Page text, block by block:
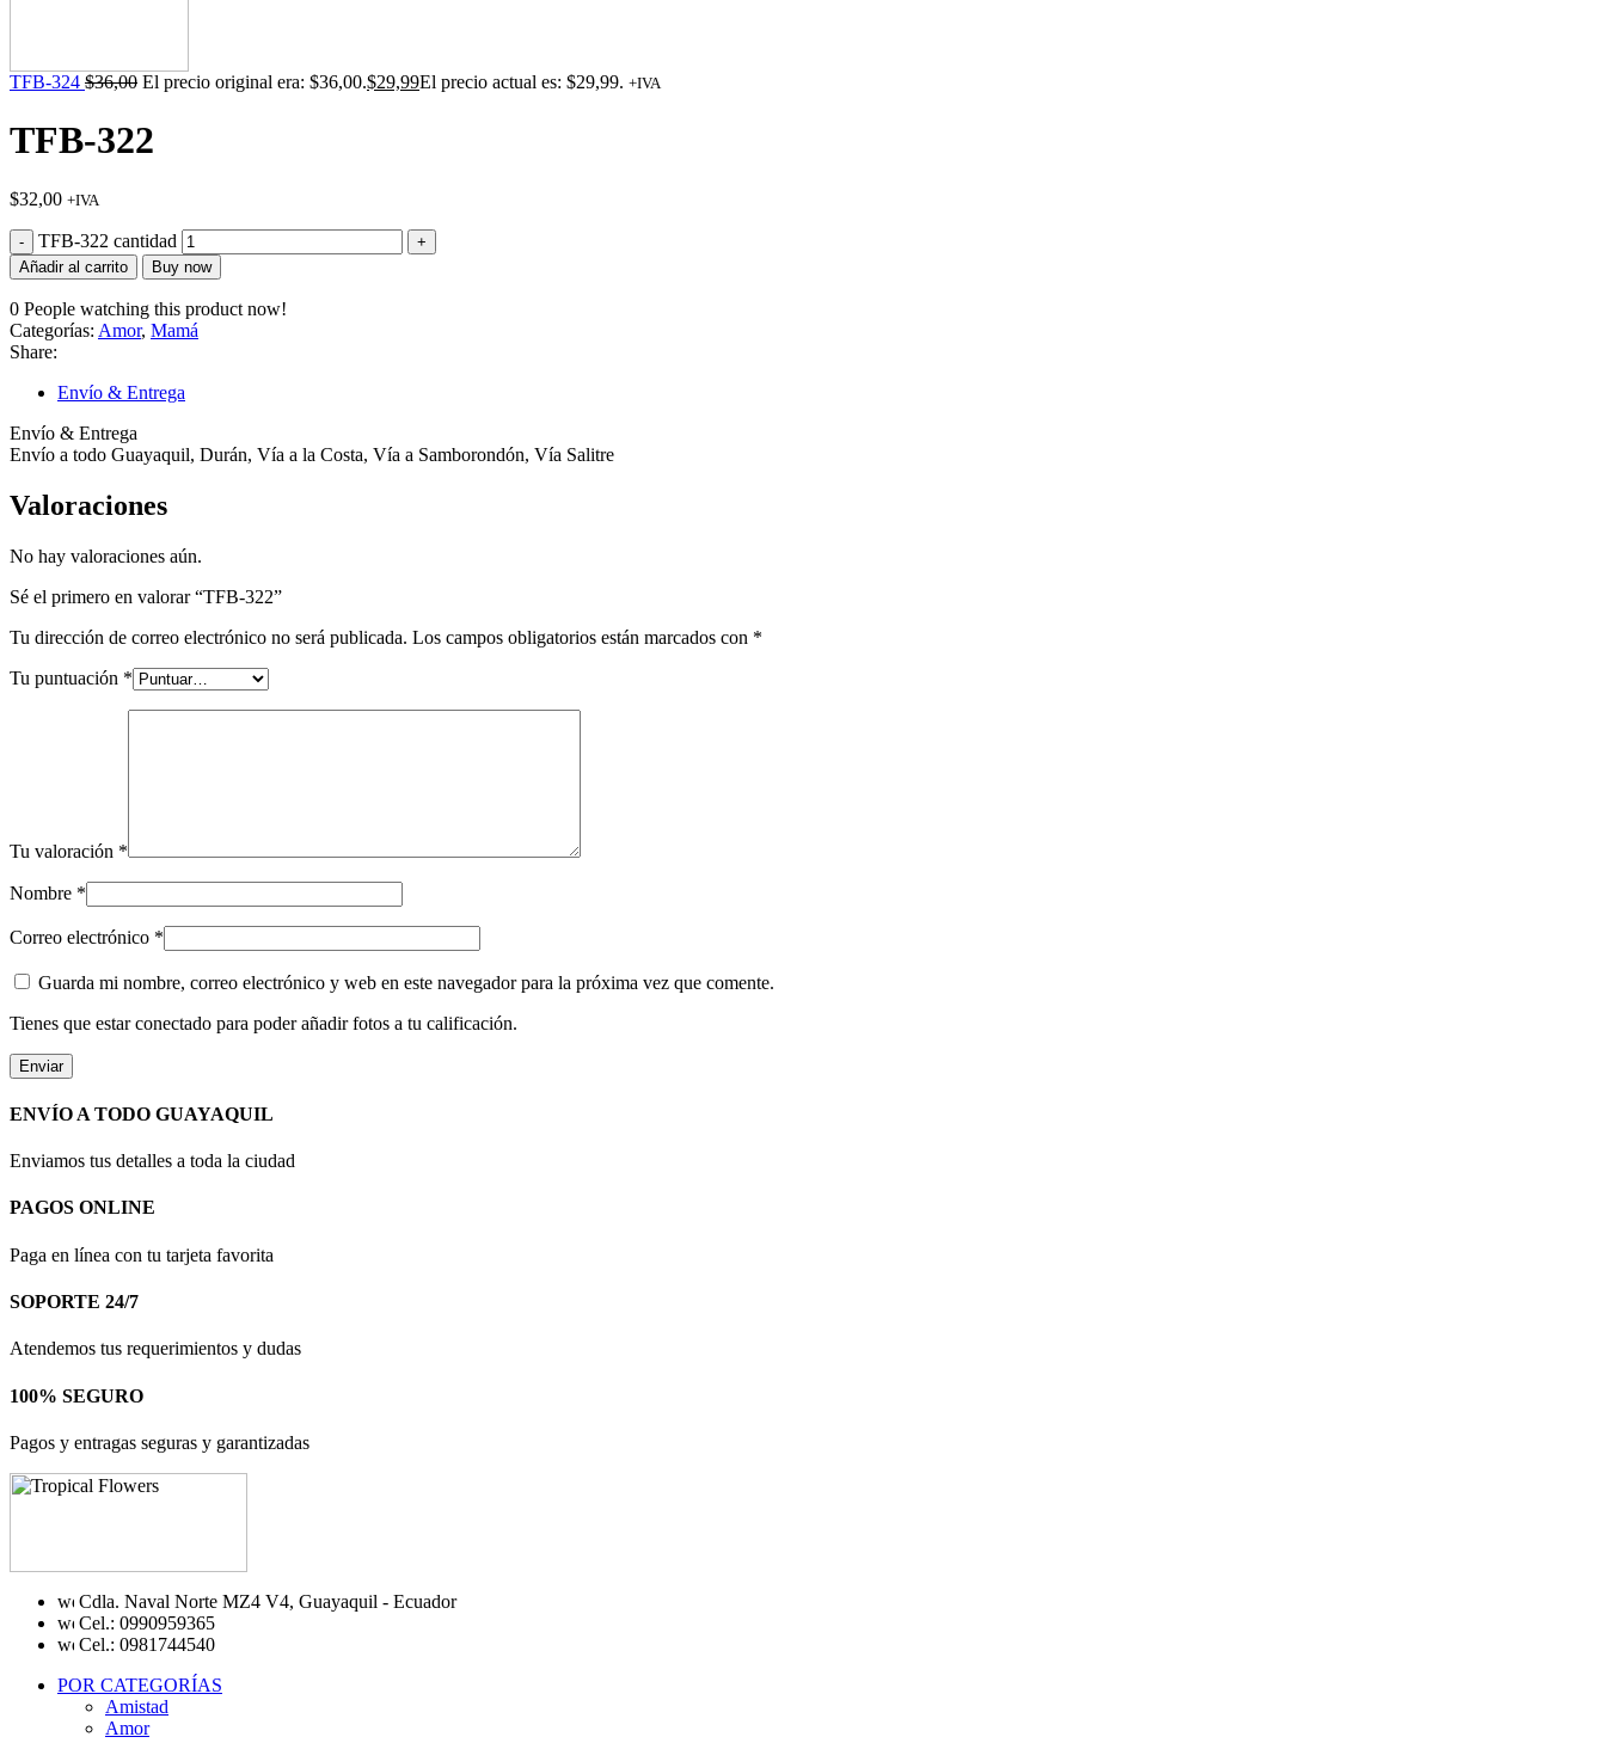
TFB-324 $36,00 El precio original era: $36,00.$29,99El precio actual es: $29,99. +IVA
TFB-322
$32,00 +IVA
TFB-322 cantidad
Añadir al carrito Buy now
0 People watching this product now!
Categorías: Amor, Mamá
Share:
Envío & Entrega
Envío & Entrega
Envío a todo Guayaquil, Durán, Vía a la Costa, Vía a Samborondón, Vía Salitre
Valoraciones
No hay valoraciones aún.
Sé el primero en valorar “TFB-322”
Tu dirección de correo electrónico no será publicada. Los campos obligatorios están marcados con *
Tu puntuación *
Tu valoración *
Nombre *
Correo electrónico *
Guarda mi nombre, correo electrónico y web en este navegador para la próxima vez que comente.
Tienes que estar conectado para poder añadir fotos a tu calificación.
ENVÍO A TODO GUAYAQUIL
Enviamos tus detalles a toda la ciudad
PAGOS ONLINE
Paga en línea con tu tarjeta favorita
SOPORTE 24/7
Atendemos tus requerimientos y dudas
100% SEGURO
Pagos y entragas seguras y garantizadas
Cdla. Naval Norte MZ4 V4, Guayaquil - Ecuador
Cel.: 0990959365
Cel.: 0981744540
POR CATEGORÍAS
Amistad
Amor